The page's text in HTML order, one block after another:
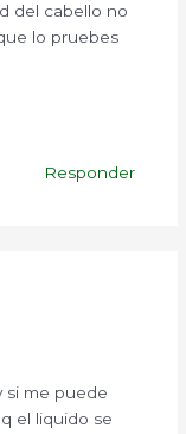
del cabello no
lo pruebes
Responder
si me puede
el liquido se